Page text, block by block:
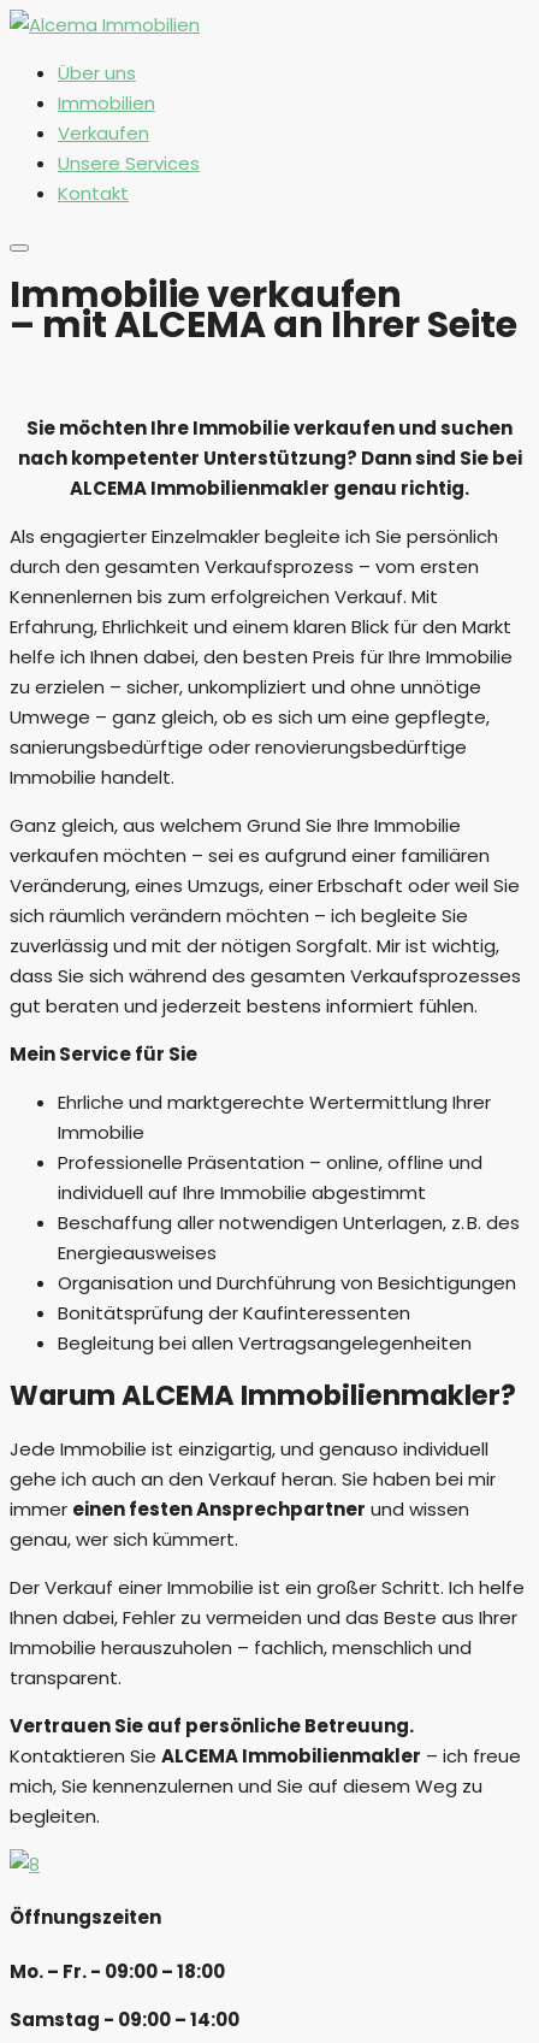
Über uns
Immobilien
Verkaufen
Unsere Services
Kontakt
Immobilie verkaufen
– mit ALCEMA an Ihrer Seite
Sie möchten Ihre Immobilie verkaufen und suchen
nach kompetenter Unterstützung? Dann sind Sie bei
ALCEMA Immobilienmakler genau richtig.
Als engagierter Einzelmakler begleite ich Sie persönlich
durch den gesamten Verkaufsprozess – vom ersten
Kennenlernen bis zum erfolgreichen Verkauf. Mit
Erfahrung, Ehrlichkeit und einem klaren Blick für den Markt
helfe ich Ihnen dabei, den besten Preis für Ihre Immobilie
zu erzielen – sicher, unkompliziert und ohne unnötige
Umwege – ganz gleich, ob es sich um eine gepflegte,
sanierungsbedürftige oder renovierungsbedürftige
Immobilie handelt.
Ganz gleich, aus welchem Grund Sie Ihre Immobilie
verkaufen möchten – sei es aufgrund einer familiären
Veränderung, eines Umzugs, einer Erbschaft oder weil Sie
sich räumlich verändern möchten – ich begleite Sie
zuverlässig und mit der nötigen Sorgfalt. Mir ist wichtig,
dass Sie sich während des gesamten Verkaufsprozesses
gut beraten und jederzeit bestens informiert fühlen.
Mein Service für Sie
Ehrliche und marktgerechte Wertermittlung Ihrer
Immobilie
Professionelle Präsentation – online, offline und
individuell auf Ihre Immobilie abgestimmt
Beschaffung aller notwendigen Unterlagen, z. B. des
Energieausweises
Organisation und Durchführung von Besichtigungen
Bonitätsprüfung der Kaufinteressenten
Begleitung bei allen Vertragsangelegenheiten
Warum ALCEMA Immobilienmakler?
Jede Immobilie ist einzigartig, und genauso individuell
gehe ich auch an den Verkauf heran. Sie haben bei mir
immer einen festen Ansprechpartner und wissen
genau, wer sich kümmert.
Der Verkauf einer Immobilie ist ein großer Schritt. Ich helfe
Ihnen dabei, Fehler zu vermeiden und das Beste aus Ihrer
Immobilie herauszuholen – fachlich, menschlich und
transparent.
Vertrauen Sie auf persönliche Betreuung.
Kontaktieren Sie ALCEMA Immobilienmakler – ich freue
mich, Sie kennenzulernen und Sie auf diesem Weg zu
begleiten.
Öffnungszeiten
Mo. – Fr. - 09:00 – 18:00
Samstag - 09:00 – 14:00